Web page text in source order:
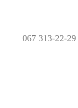
067 313-22-29